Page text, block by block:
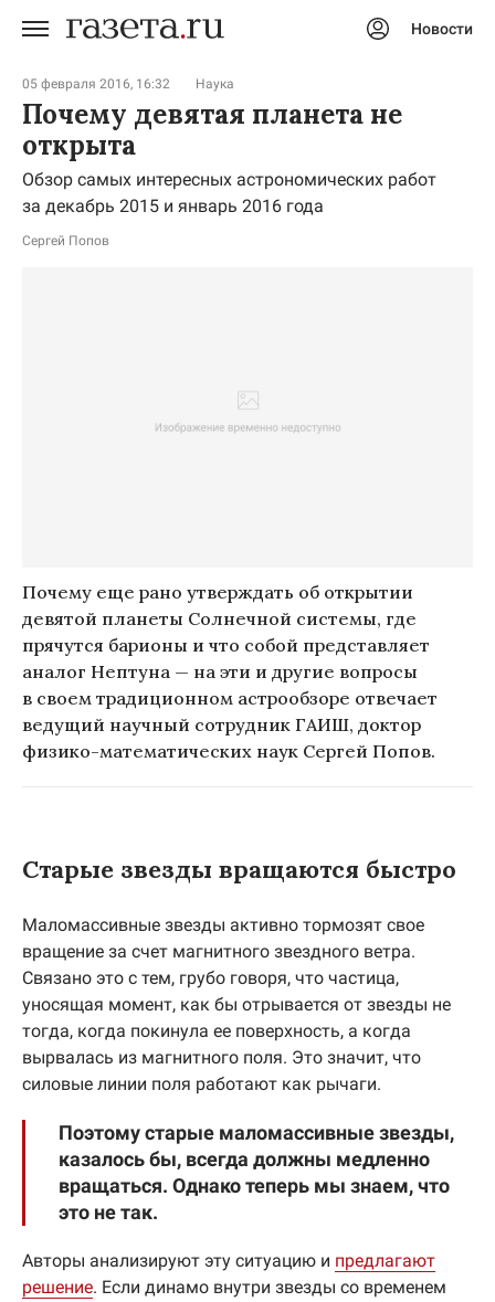
Новости
05 февраля 2016, 16:32 Наука
Почему девятая планета не
открыта
Обзор самых интересных астрономических работ
за декабрь 2015 и январь 2016 года
Сергей Попов
Почему еще рано утверждать об открытии
девятой планеты Солнечной системы, где
прячутся барионы и что собой представляет
аналог Нептуна — на эти и другие вопросы
в своем традиционном астрообзоре отвечает
ведущий научный сотрудник ГАИШ, доктор
физико-математических наук Сергей Попов.
Старые звезды вращаются быстро
Маломассивные звезды активно тормозят свое
вращение за счет магнитного звездного ветра.
Связано это с тем, грубо говоря, что частица,
уносящая момент, как бы отрывается от звезды не
тогда, когда покинула ее поверхность, а когда
вырвалась из магнитного поля. Это значит, что
силовые линии поля работают как рычаги.
Поэтому старые маломассивные звезды,
казалось бы, всегда должны медленно
вращаться. Однако теперь мы знаем, что
это не так.
Авторы анализируют эту ситуацию и предлагают
решение. Если динамо внутри звезды со временем